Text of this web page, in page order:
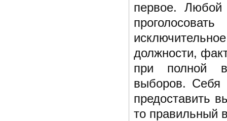
первое. Любой
должности,
при полной
выборов. Себя
предоставить
то правильный